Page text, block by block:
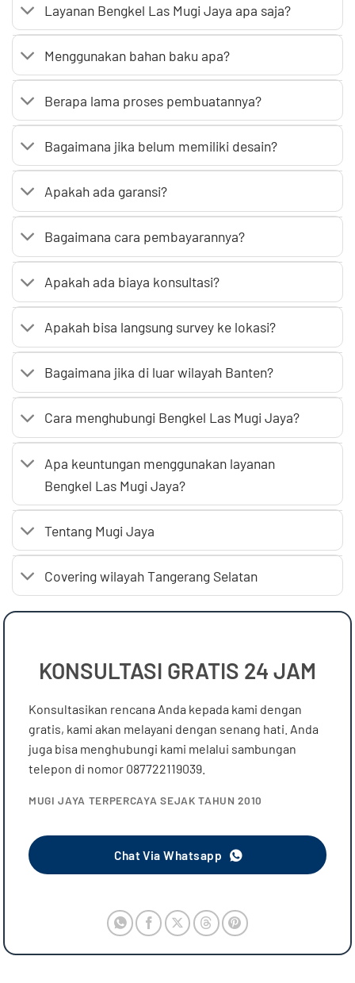
Layanan Bengkel Las Mugi Jaya apa saja?
Menggunakan bahan baku apa?
Berapa lama proses pembuatannya?
Bagaimana jika belum memiliki desain?
Apakah ada garansi?
Bagaimana cara pembayarannya?
Apakah ada biaya konsultasi?
Apakah bisa langsung survey ke lokasi?
Bagaimana jika di luar wilayah Banten?
Cara menghubungi Bengkel Las Mugi Jaya?
Apa keuntungan menggunakan layanan
Bengkel Las Mugi Jaya?
Tentang Mugi Jaya
Covering wilayah Tangerang Selatan
KONSULTASI GRATIS 24 JAM
Konsultasikan rencana Anda kepada kami dengan
gratis, kami akan melayani dengan senang hati. Anda
juga bisa menghubungi kami melalui sambungan
telepon di nomor 087722119039.
MUGI JAYA TERPERCAYA SEJAK TAHUN 2010
Chat Via Whatsapp